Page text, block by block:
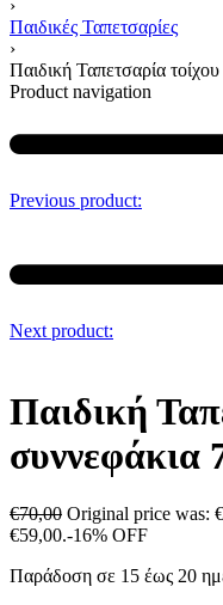
›
Παιδικές Ταπετσαρίες
›
Παιδική Ταπετσαρία
Product navigation
Previous product:
Next product:
Παιδική
συννεφάκια
€70,00 Original price was:
€59,00.-16% OFF
Παράδοση σε 15 έως 20